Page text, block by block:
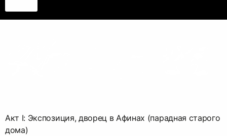
Акт I: Экспозиция, дворец в Афинах (парадная старого
дома)